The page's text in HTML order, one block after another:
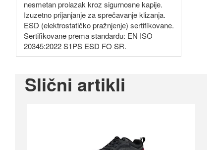
nesmetan prolazak kroz sigurnosne kapije.
Izuzetno prijanjanje za sprečavanje klizanja.
ESD (elektrostatičko pražnjenje) sertifikovane.
Sertifikovane prema standardu: EN ISO
20345:2022 S1PS ESD FO SR.
Slični artikli